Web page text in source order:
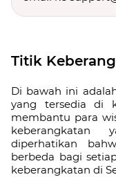
Titik
Di bawah ini
yang tersedia di
membantu para
keberangkatan
diperhatikan
berbeda bagi
keberangkatan di